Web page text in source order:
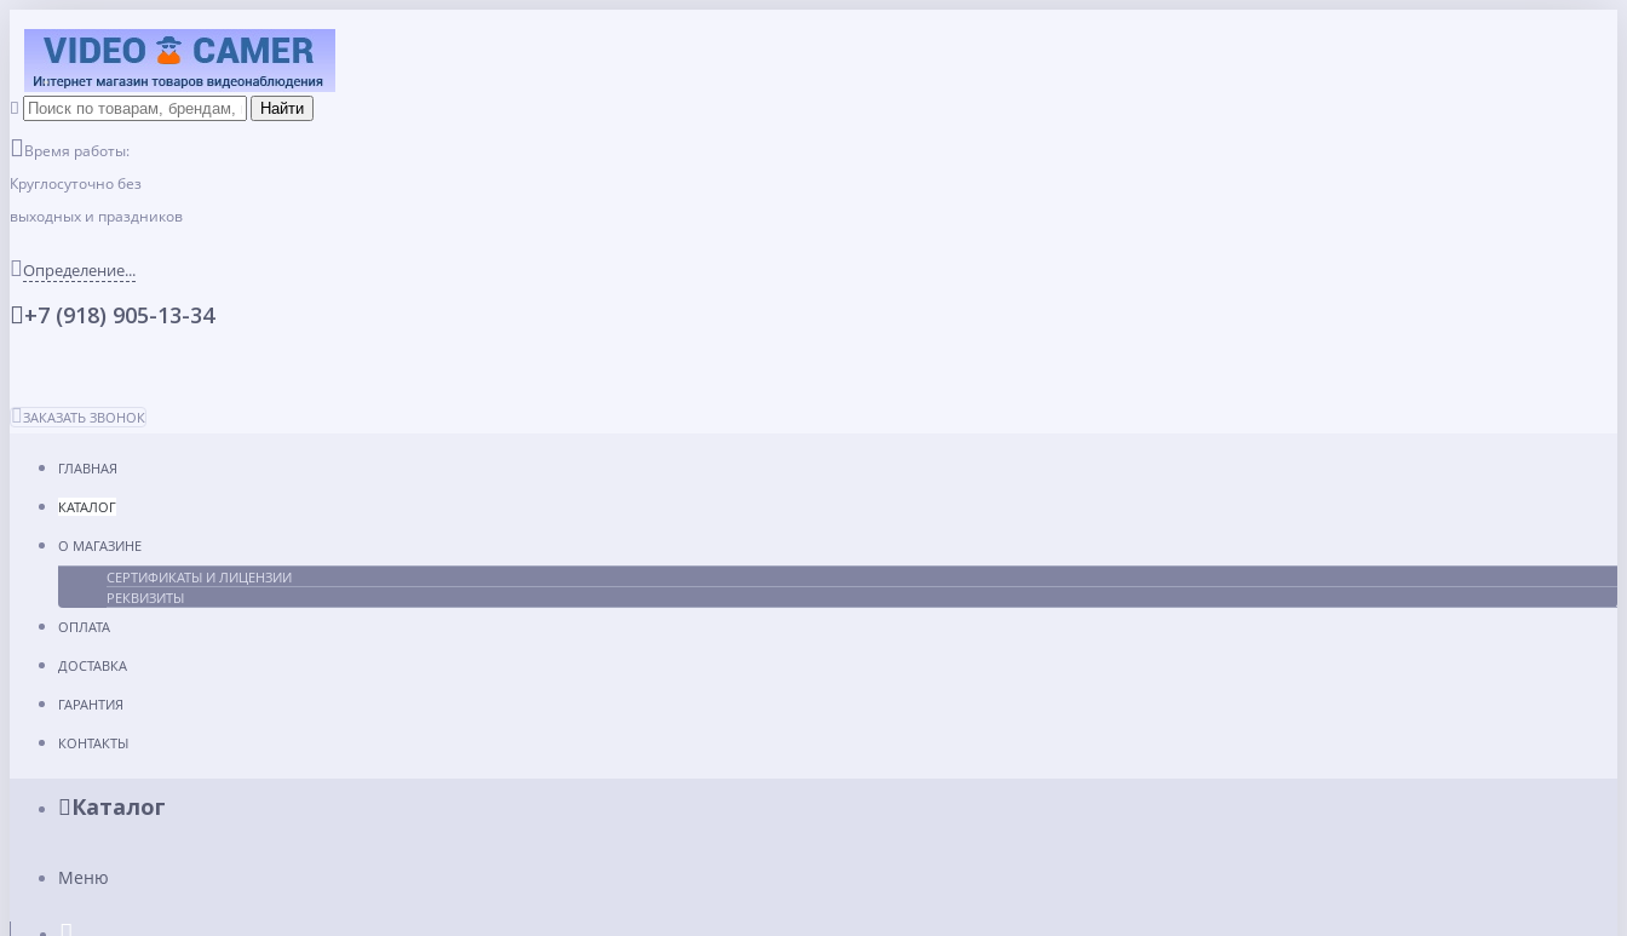
Время работы:
Круглосуточно без
выходных и праздников
Определение...
+7 (918) 905-13-34
ЗАКАЗАТЬ ЗВОНОК
ГЛАВНАЯ
КАТАЛОГ
О МАГАЗИНЕ
СЕРТИФИКАТЫ И ЛИЦЕНЗИИ
РЕКВИЗИТЫ
ОПЛАТА
ДОСТАВКА
ГАРАНТИЯ
КОНТАКТЫ
Каталог
Меню